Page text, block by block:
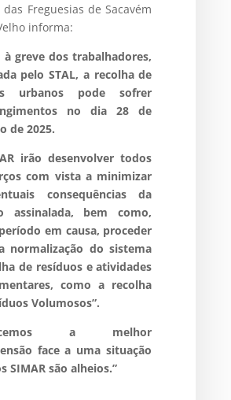
Freguesias de Sacavém
informa:
à greve dos trabalhadores,
pelo STAL, a recolha de
urbanos pode sofrer
no dia 28 de
de 2025.
irão desenvolver todos
com vista a minimizar
consequências da
assinalada, bem como,
em causa, proceder
normalização do sistema
de resíduos e atividades
como a recolha
Volumosos”.
a melhor
face a uma situação
SIMAR são alheios.”